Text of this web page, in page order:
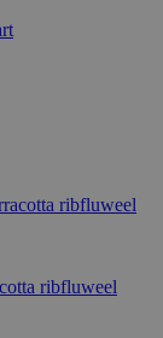
ribfluweel